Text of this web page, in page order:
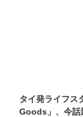
タイ発ライフス
Goods」、今